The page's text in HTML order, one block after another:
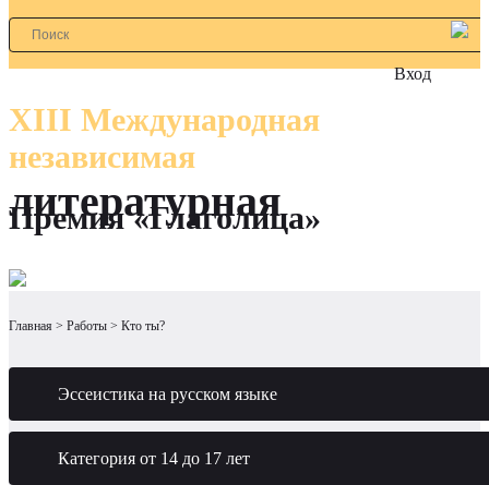
Вход
XIII Международная
независимая
литературная
Премия «Глаголица»
Главная Работы Кто ты?
Эссеистика на русском языке
Категория от 14 до 17 лет